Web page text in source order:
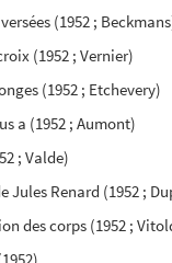
(1952 ;
(1952 ; Vernier)
(1952 ; Etchevery)
a (1952 ; Aumont)
; Valde)
Jules Renard (1952 ;
des corps (1952 ;